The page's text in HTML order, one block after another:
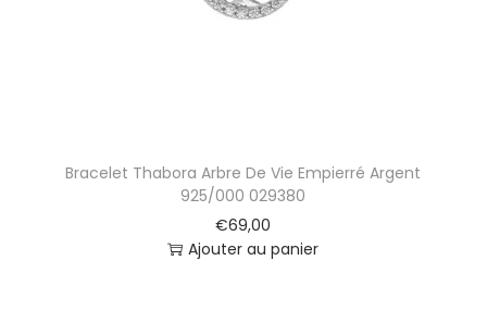
Bracelet Thabora Arbre De Vie Empierré Argent
925/000 029380
€69,00
Ajouter au panier